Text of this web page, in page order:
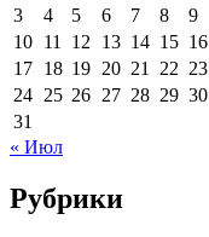
3
4 5 6 7 8
9
10 11 12 13 14 15 16
17 18 19 20 21 22 23
24 25 26 27 28 29 30
31
« Июл
Рубрики